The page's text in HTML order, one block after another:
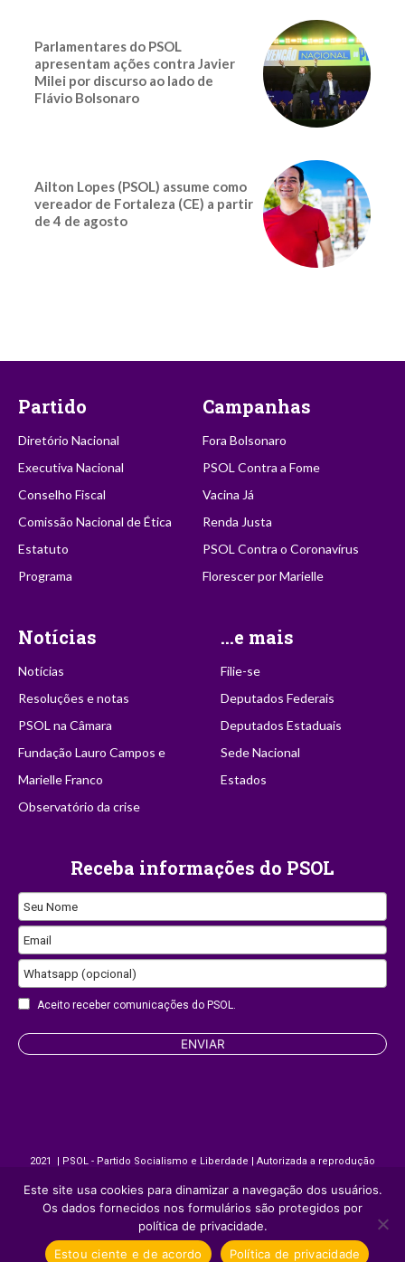
Parlamentares do PSOL
apresentam ações contra Javier
Milei por discurso ao lado de
Flávio Bolsonaro
Ailton Lopes (PSOL) assume como
vereador de Fortaleza (CE) a partir
de 4 de agosto
Partido
Diretório Nacional
Executiva Nacional
Conselho Fiscal
Comissão Nacional de Ética
Estatuto
Programa
Campanhas
Fora Bolsonaro
PSOL Contra a Fome
Vacina Já
Renda Justa
PSOL Contra o Coronavírus
Florescer por Marielle
Notícias
Notícias
Resoluções e notas
PSOL na Câmara
Fundação Lauro Campos e
Marielle Franco
Observatório da crise
...e mais
Filie-se
Deputados Federais
Deputados Estaduais
Sede Nacional
Estados
Receba informações do PSOL
Seu Nome
Website
URL
Email
Whatsapp (opcional)
Aceito receber comunicações do PSOL.
ENVIAR
2021 | PSOL - Partido Socialismo e Liberdade | Autorizada a reprodução
desde que citada a fonte.
Site desenvolvido porAppmobi
Este site usa cookies para dinamizar a navegação dos usuários.
Os dados fornecidos nos formulários são protegidos por
política de privacidade.
Estou ciente e de acordo
Política de privacidade